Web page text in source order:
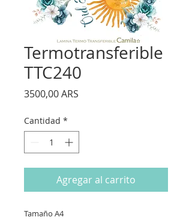
Termotransferible
TTC240
3500,00 ARS
Cantidad *
Agregar al carrito
Tamaño A4